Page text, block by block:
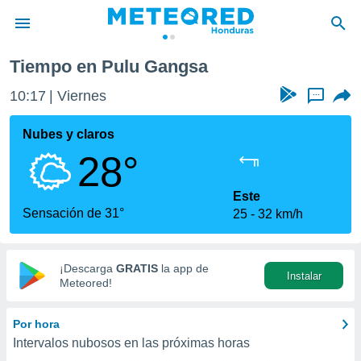
de
ha sido
calidad.
a este
las
y
digital
basada
Tiempo en Pulu Gangsa
10:17 Viernes ...
Nubes y claros
28°
Sensación de 31°
Este
25
32 km/h
¡Descarga GRATIS la app de
Meteored!
Instalar
Por hora
Intervalos nubosos en las próximas horas